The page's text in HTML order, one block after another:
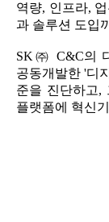
역량, 인프라,
과 솔루션 도입
SK㈜ C&C의
공동개발한 '디
준을 진단하고,
플랫폼에 혁신